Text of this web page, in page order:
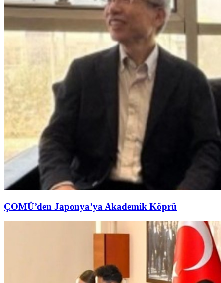
ÇOMÜ’den Japonya’ya Akademik Köprü